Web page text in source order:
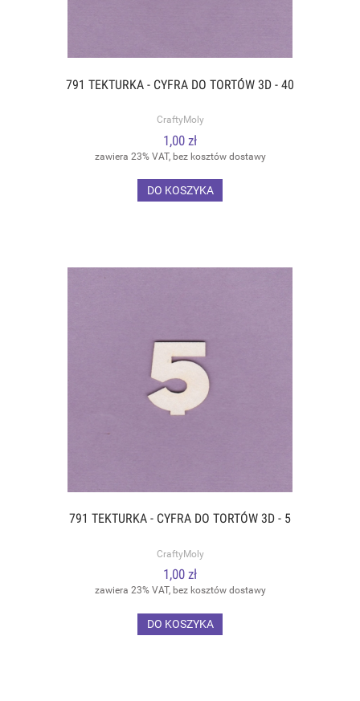
791 TEKTURKA - CYFRA DO TORTÓW 3D - 40
CraftyMoly
1,00 zł
zawiera 23% VAT, bez kosztów dostawy
DO KOSZYKA
791 TEKTURKA - CYFRA DO TORTÓW 3D - 5
CraftyMoly
1,00 zł
zawiera 23% VAT, bez kosztów dostawy
DO KOSZYKA